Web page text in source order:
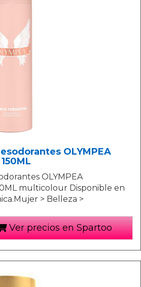
OLYMPEA
OLYMPEA
multicolour Disponible en
> Belleza >
Ver precios en Spartoo